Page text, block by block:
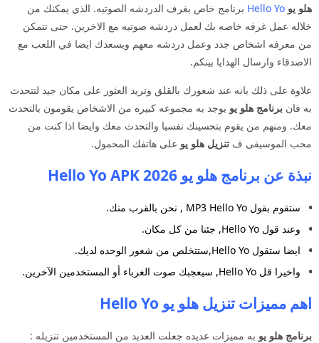
هلو يو Hello Yo برنامج خاص بغرف الدردشه الصوتيه. الذي يمكنك من
خلاله عمل غرفه خاصه بك لعمل دردشه صوتيه مع الاخرين. حتى تتمكن
من معرفه اشخاص جدد وعمل دردشه معهم ويسعدك ايضا في اللعب مع
الاصدقاء وارسال الهدايا بينكم.
علاوة على ذلك بانه عند شعورك بالقلق وتريد العثور على مكان جيد لتتحدث
به فان برنامج هلو يو يوجد به مجموعه كبيره من الاشخاص يقومون بالتحدث
معك. ومنهم من يقوم بتحسينك نفسيا والتحدث معك وايضا اذا كنت من
محب الموسيقى ف تنزيل هلو يو على هاتفك المحمول.
نبذة عن برنامج هلو يو Hello Yo APK 2026
ستقوم بقول MP3 Hello Yo , نحن بالقرب منك.
وعند قول Hello Yo, جئنا من كل مكان.
ايضا ستقول Hello Yo,ستتخلص من شعور الوحده لديك.
واخيرا قل Hello Yo, سيعجبك صوت الغرباء أو المستخدمين الآخرين.
اهم مميزات تنزيل هلو يو Hello Yo
برنامج هلو يو به مميزات عديده جعلت العديد من المستخدمين تنزيله :